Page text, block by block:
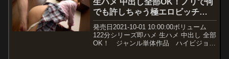
くる！スレンダーボディの魅力を味わい
尽くします！運動不足かイキすぎか、立
てないまなちゃんを持ち上げ駅弁で突き
続けます！！散々暴れたところで、最後
はベッドで正常位！まなちゃんもヘトヘ
トですが容赦しません。頑張りすぎて、
生ハメ 中出し全部OK！ノリで何
でも許しちゃう極エロビッチ
GAL在籍！裏パコ専門デリヘ
ル！！ 氷堂りりあ
発売日2021-10-01 10:00:00ボリューム
122分シリーズ即ハメ 生ハメ 中出し 全部
OK！ ジャンル単体作品 ハイビジョ